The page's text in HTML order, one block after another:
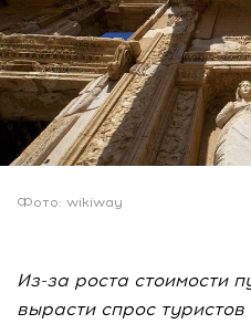
Фото: wikiway
Из-за роста стоимости
вырасти спрос